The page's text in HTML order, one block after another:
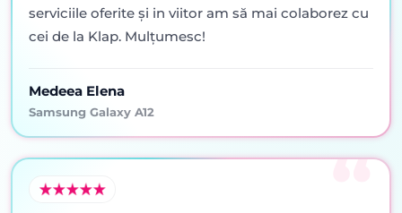
serviciile oferite şi in viitor am să mai colaborez cu
cei de la Klap. Mulţumesc!
Medeea Elena
Samsung Galaxy A12